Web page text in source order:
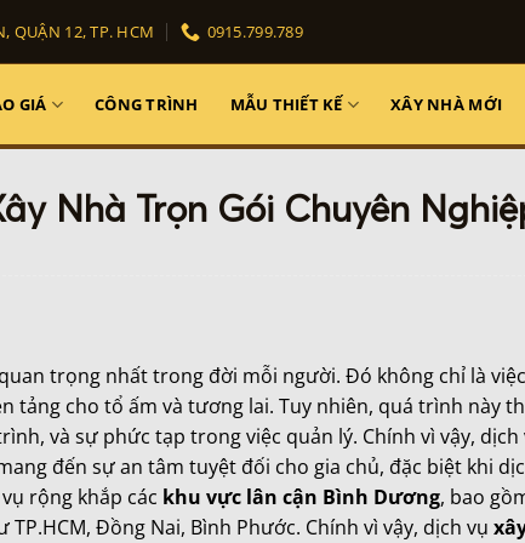
QUẬN 12, TP. HCM 0915.799.789
GIÁ CÔNG TRÌNH MẪU THIẾT KẾ XÂY NHÀ MỚI
Nhà Trọn Gói Chuyên
trọng nhất trong đời mỗi người. Đó không chỉ là
tảng cho tổ ấm và tương lai. Tuy nhiên, quá trình này
và sự phức tạp trong việc quản lý. Chính vì vậy, dịch
đến sự an tâm tuyệt đối cho gia chủ, đặc biệt khi
rộng khắp các khu vực lân cận Bình Dương, bao
Đồng Nai, Bình Phước. Chính vì vậy, dịch vụ